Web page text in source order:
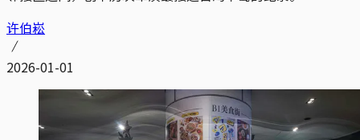
许伯崧
2026-01-01